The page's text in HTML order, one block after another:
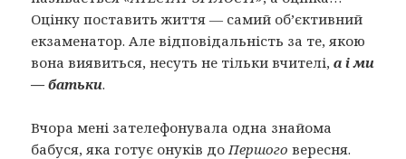
Оцінку поставить життя — самий об’єктивний
екзаменатор. Але відповідальність за те, якою
вона виявиться, несуть не тільки вчителі,а і ми
— батьки.
Вчора мені зателефонувала одна знайома
бабуся, яка готує онуків до Першого вересня.